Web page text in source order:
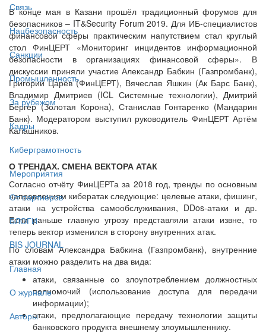
Связь
Нацбезопасность
Санкции
Промышленность
За рубежом
Кадры
Киберграмотность
Мероприятия
От партнёров
БЛОГИ
BIS JOURNAL
Главная
О журнале
Авторы
В конце мая в Казани прошёл традиционный форумов для
безопасников – IT&Security Forum 2019. Для ИБ-специалистов
финансовой сферы практическим напутствием стал круглый
стол ФинЦЕРТ «Мониторинг инцидентов информационной
безопасности в организациях финансовой сферы». В
дискуссии приняли участие Александр Бабкин (Газпромбанк),
Григорий Царёв (ФинЦЕРТ), Вячеслав Яшкин (Ак Барс Банк),
Владимир Дмитриев (ICL Системные технологии), Дмитрий
Бергер (Золотая Корона), Станислав Гонтаренко (Мандарин
Банк). Модератором выступил руководитель ФинЦЕРТ Артём
Калашников.
О ТРЕНДАХ. СМЕНА ВЕКТОРА АТАК
Согласно отчёту ФинЦЕРТа за 2018 год, тренды по основным
направлениям кибератак следующие: целевые атаки, фишинг,
атаки на устройства самообслуживания, DDos-атаки и др.
Если раньше главную угрозу представляли атаки извне, то
теперь вектор изменился в сторону внутренних атак.
По словам Александра Бабкина (Газпромбанк), внутренние
атаки можно разделить на два вида:
атаки, связанные со злоупотреблением должностных
полномочий (использование доступа для передачи
информации);
атаки, предполагающие передачу технологии защиты
банковского продукта внешнему злоумышленнику.